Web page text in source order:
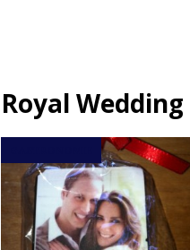
Royal Wedding